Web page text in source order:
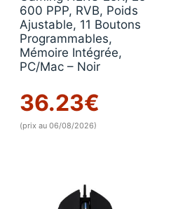
600 PPP, RVB, Poids
Ajustable, 11 Boutons
Programmables,
Mémoire Intégrée,
PC/Mac – Noir
36.23€
(prix au 06/08/2026)